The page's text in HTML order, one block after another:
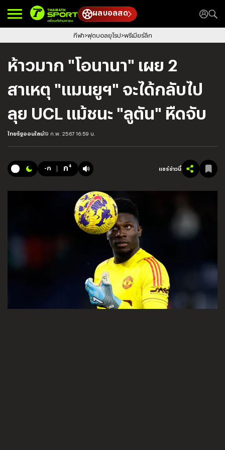
ผลบอลสด
กีฬา ฟุตบอลยุโรป พรีเมียร์ลีก
ห้าวมาก "โอนานา" เผย 2
สาเหตุ "แมนยูฯ" จะได้กลับไป
ลุย UCL แม้ชนะ "ลูตัน" หืดจับ
ไทยรัฐออนไลน์19 ก.พ. 2567 16:59 น.
-ก ก+ แชร์ข่าวนี้